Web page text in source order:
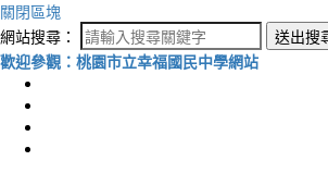
關閉區塊
網站搜尋：
送出搜
歡迎參觀：桃園市立幸福國民中學網站